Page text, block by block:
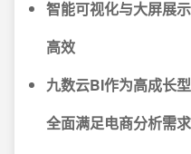
智能可视化与大屏展
高效
九数云BI作为高成长
全面满足电商分析需求